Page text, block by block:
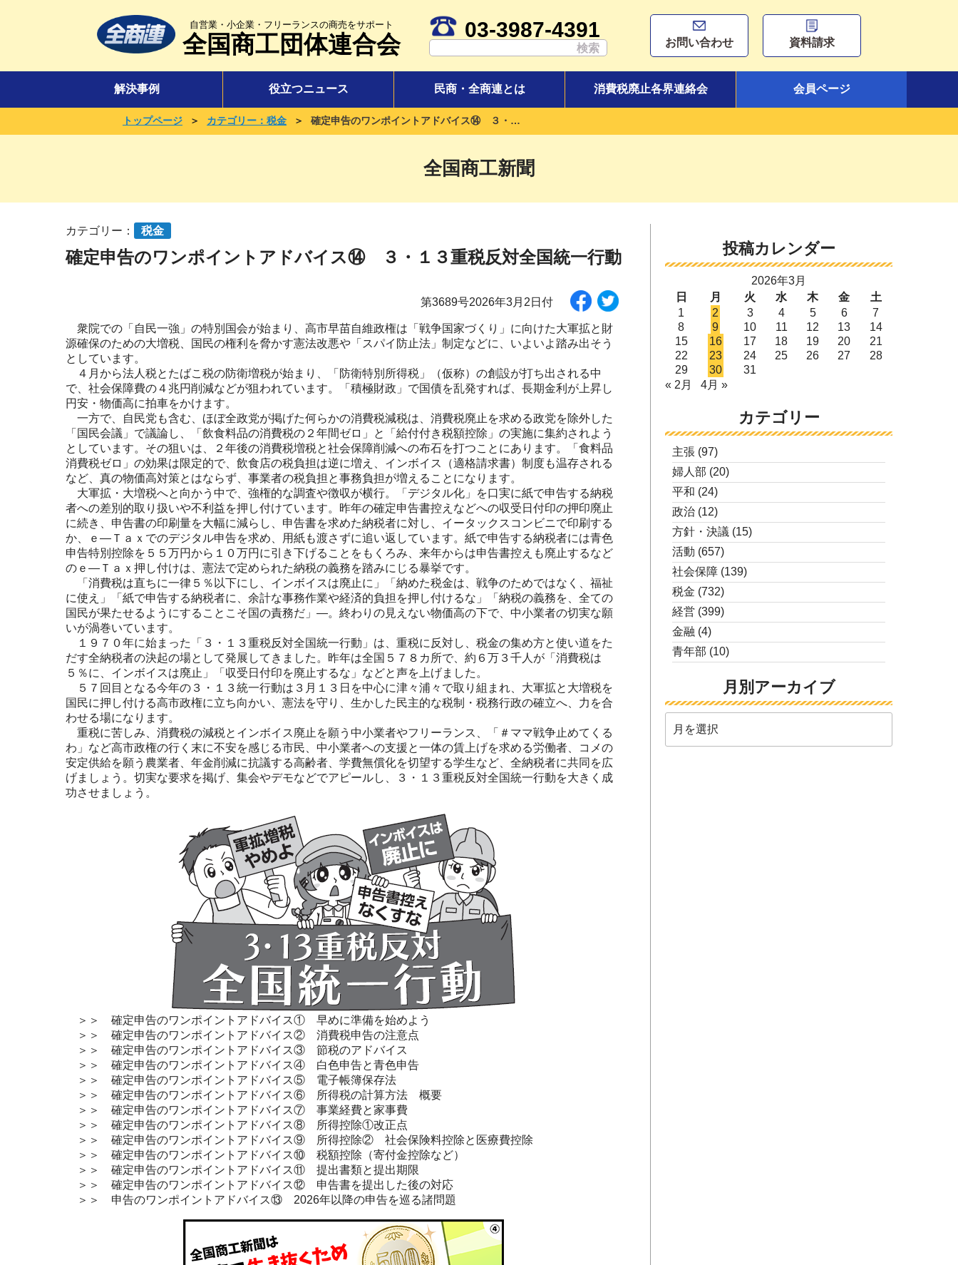
自営業・小企業・フリーランスの商売をサポート
全国商工団体連合会
03-3987-4391
お問い合わせ 資料請求
解決事例 役立つニュース 民商・全商連とは 消費税廃止各界連絡会 会員ページ
トップページ ＞ カテゴリー：税金 ＞ 確定申告のワンポイントアドバイス⑭ ３・１３重税反対全国統一行動
全国商工新聞
カテゴリー： 税金
確定申告のワンポイントアドバイス⑭ ３・１３重税反対全国統一行動
第3689号2026年3月2日付
衆院での「自民一強」の特別国会が始まり、高市早苗自維政権は「戦争国家づくり」に向けた大軍拡と財
源確保のための大増税、国民の権利を脅かす憲法改悪や「スパイ防止法」制定などに、いよいよ踏み出そう
としています。
４月から法人税とたばこ税の防衛増税が始まり、「防衛特別所得税」（仮称）の創設が打ち出される中
で、社会保障費の４兆円削減などが狙われています。「積極財政」で国債を乱発すれば、長期金利が上昇し
円安・物価高に拍車をかけます。
一方で、自民党も含む、ほぼ全政党が掲げた何らかの消費税減税は、消費税廃止を求める政党を除外した
「国民会議」で議論し、「飲食料品の消費税の２年間ゼロ」と「給付付き税額控除」の実施に集約されよう
としています。その狙いは、２年後の消費税増税と社会保障削減への布石を打つことにあります。「食料品
消費税ゼロ」の効果は限定的で、飲食店の税負担は逆に増え、インボイス（適格請求書）制度も温存される
など、真の物価高対策とはならず、事業者の税負担と事務負担が増えることになります。
大軍拡・大増税へと向かう中で、強権的な調査や徴収が横行。「デジタル化」を口実に紙で申告する納税
者への差別的取り扱いや不利益を押し付けています。昨年の確定申告書控えなどへの収受日付印の押印廃止
に続き、申告書の印刷量を大幅に減らし、申告書を求めた納税者に対し、イータックスコンビニで印刷する
か、ｅ―Ｔａｘでのデジタル申告を求め、用紙も渡さずに追い返しています。紙で申告する納税者には青色
申告特別控除を５５万円から１０万円に引き下げることをもくろみ、来年からは申告書控えも廃止するなど
のｅ―Ｔａｘ押し付けは、憲法で定められた納税の義務を踏みにじる暴挙です。
「消費税は直ちに一律５％以下にし、インボイスは廃止に」「納めた税金は、戦争のためではなく、福祉
に使え」「紙で申告する納税者に、余計な事務作業や経済的負担を押し付けるな」「納税の義務を、全ての
国民が果たせるようにすることこそ国の責務だ」―。終わりの見えない物価高の下で、中小業者の切実な願
いが渦巻いています。
１９７０年に始まった「３・１３重税反対全国統一行動」は、重税に反対し、税金の集め方と使い道をた
だす全納税者の決起の場として発展してきました。昨年は全国５７８カ所で、約６万３千人が「消費税は
５％に、インボイスは廃止」「収受日付印を廃止するな」などと声を上げました。
５７回目となる今年の３・１３統一行動は３月１３日を中心に津々浦々で取り組まれ、大軍拡と大増税を
国民に押し付ける高市政権に立ち向かい、憲法を守り、生かした民主的な税制・税務行政の確立へ、力を合
わせる場になります。
重税に苦しみ、消費税の減税とインボイス廃止を願う中小業者やフリーランス、「＃ママ戦争止めてくる
わ」など高市政権の行く末に不安を感じる市民、中小業者への支援と一体の賃上げを求める労働者、コメの
安定供給を願う農業者、年金削減に抗議する高齢者、学費無償化を切望する学生など、全納税者に共同を広
げましょう。切実な要求を掲げ、集会やデモなどでアピールし、３・１３重税反対全国統一行動を大きく成
功させましょう。
＞＞ 確定申告のワンポイントアドバイス① 早めに準備を始めよう
＞＞ 確定申告のワンポイントアドバイス② 消費税申告の注意点
＞＞ 確定申告のワンポイントアドバイス③ 節税のアドバイス
＞＞ 確定申告のワンポイントアドバイス④ 白色申告と青色申告
＞＞ 確定申告のワンポイントアドバイス⑤ 電子帳簿保存法
＞＞ 確定申告のワンポイントアドバイス⑥ 所得税の計算方法 概要
＞＞ 確定申告のワンポイントアドバイス⑦ 事業経費と家事費
＞＞ 確定申告のワンポイントアドバイス⑧ 所得控除①改正点
＞＞ 確定申告のワンポイントアドバイス⑨ 所得控除② 社会保険料控除と医療費控除
＞＞ 確定申告のワンポイントアドバイス⑩ 税額控除（寄付金控除など）
＞＞ 確定申告のワンポイントアドバイス⑪ 提出書類と提出期限
＞＞ 確定申告のワンポイントアドバイス⑫ 申告書を提出した後の対応
＞＞ 申告のワンポイントアドバイス⑬ 2026年以降の申告を巡る諸問題
投稿カレンダー
2026年3月
日
月 火 水 木 金
土
1
2 3 4 5 6
7
8
9 10 11 12 13
14
15
16 17 18 19 20
21
22
23 24 25 26 27
28
29
30
31
« 2月
4月 »
カテゴリー
主張 (97)
婦人部 (20)
平和 (24)
政治 (12)
方針・決議 (15)
活動 (657)
社会保障 (139)
税金 (732)
経営 (399)
金融 (4)
青年部 (10)
月別アーカイブ
別
ア